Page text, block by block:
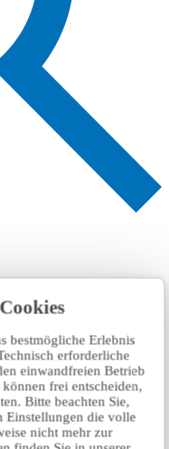
bestmögliche Erlebnis
erforderliche
einwandfreien Betrieb
frei entscheiden,
Bitte beachten Sie,
Einstellungen die volle
nicht mehr zur